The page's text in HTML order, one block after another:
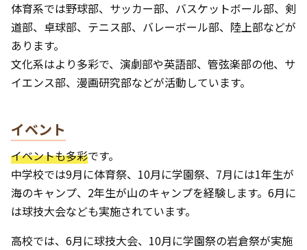
体育系では野球部、サッカー部、バスケットボール部、剣
道部、卓球部、テニス部、バレーボール部、陸上部などが
あります。
文化系はより多彩で、演劇部や英語部、管弦楽部の他、サ
イエンス部、漫画研究部などが活動しています。
イベント
イベントも多彩です。
中学校では9月に体育祭、10月に学園祭、7月には1年生が
海のキャンプ、2年生が山のキャンプを経験します。6月に
は球技大会なども実施されています。
高校では、6月に球技大会、10月に学園祭の岩倉祭が実施